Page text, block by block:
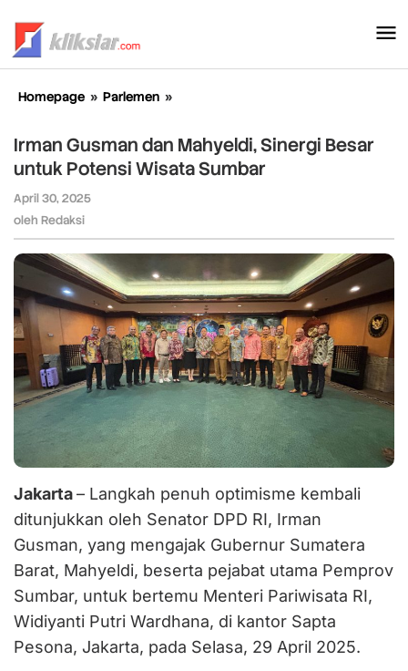
konten
Homepage » Parlemen »
dan
Mahyeldi,
Sinergi
Wisata
Sumbar
Irman Gusman dan Mahyeldi, Sinergi Besar
untuk Potensi Wisata Sumbar
April 30, 2025
oleh Redaksi
Jakarta– Langkah penuh optimisme kembali
ditunjukkan oleh Senator DPD RI, Irman
Gusman, yang mengajak Gubernur Sumatera
Barat, Mahyeldi, beserta pejabat utama Pemprov
Sumbar, untuk bertemu Menteri Pariwisata RI,
Widiyanti Putri Wardhana, di kantor Sapta
Pesona, Jakarta, pada Selasa, 29 April 2025.